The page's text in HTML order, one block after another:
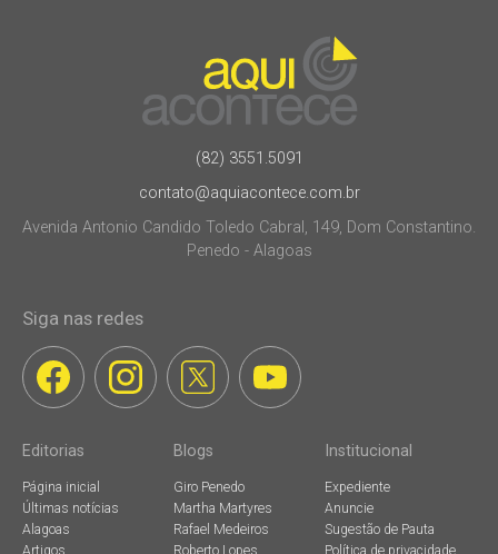
(82) 3551.5091
contato@aquiacontece.com.br
Avenida Antonio Candido Toledo Cabral, 149, Dom Constantino.
Penedo - Alagoas
Siga nas redes
Editorias
Página inicial
Últimas notícias
Alagoas
Artigos
Blogs
Giro Penedo
Martha Martyres
Rafael Medeiros
Roberto Lopes
Institucional
Expediente
Anuncie
Sugestão de Pauta
Política de privacidade